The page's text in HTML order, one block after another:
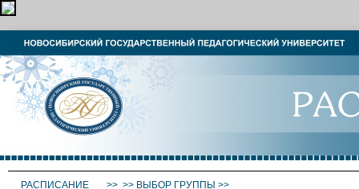
РАСПИСАНИЕ >> >> ВЫБОР ГРУППЫ >>